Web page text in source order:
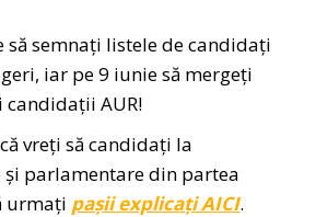
să semnați listele de candidați
iar pe 9 iunie să mergeți
candidații AUR!
vreți să candidați la
și parlamentare din partea
urmați pașii explicați AICI.